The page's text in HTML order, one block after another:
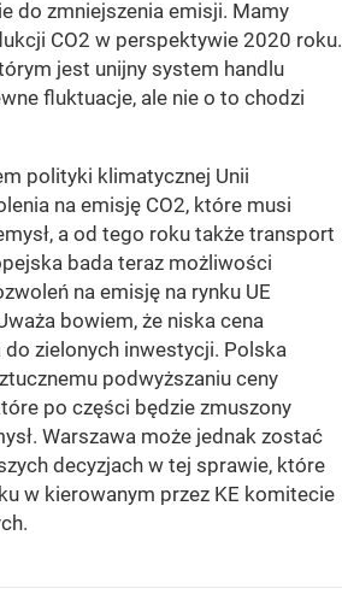
do zmniejszenia emisji. Mamy
CO2 w perspektywie 2020 roku.
jest unijny system handlu
fluktuacje, ale nie o to chodzi
polityki klimatycznej Unii
na emisję CO2, które musi
a od tego roku także transport
bada teraz możliwości
na emisję na rynku UE
bowiem, że niska cena
do zielonych inwestycji. Polska
podwyższaniu ceny
po części będzie zmuszony
Warszawa może jednak zostać
decyzjach w tej sprawie, które
w kierowanym przez KE komitecie